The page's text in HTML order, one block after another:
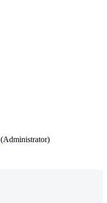
(Administrator)